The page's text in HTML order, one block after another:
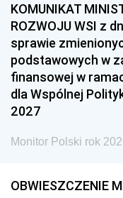
KOMUNIKAT
ROZWOJU WSI z
sprawie
podstawowych w
finansowej w
dla Wspólnej
2027
Monitor Polski rok
OBWIESZCZENIE